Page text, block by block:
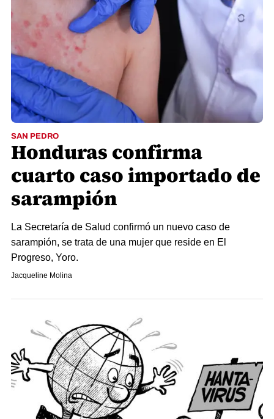
SAN PEDRO
Honduras confirma
cuarto caso importado de
sarampión
La Secretaría de Salud confirmó un nuevo caso de
sarampión, se trata de una mujer que reside en El
Progreso, Yoro.
Jacqueline Molina